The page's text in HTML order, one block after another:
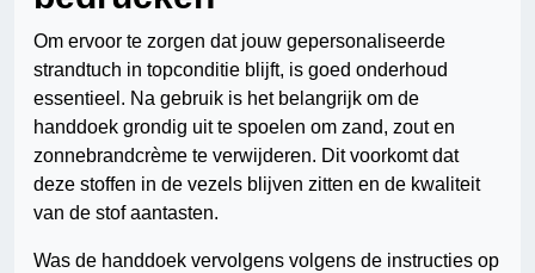
Om ervoor te zorgen dat jouw gepersonaliseerde
strandtuch in topconditie blijft, is goed onderhoud
essentieel. Na gebruik is het belangrijk om de
handdoek grondig uit te spoelen om zand, zout en
zonnebrandcrème te verwijderen. Dit voorkomt dat
deze stoffen in de vezels blijven zitten en de kwaliteit
van de stof aantasten.
Was de handdoek vervolgens volgens de instructies op